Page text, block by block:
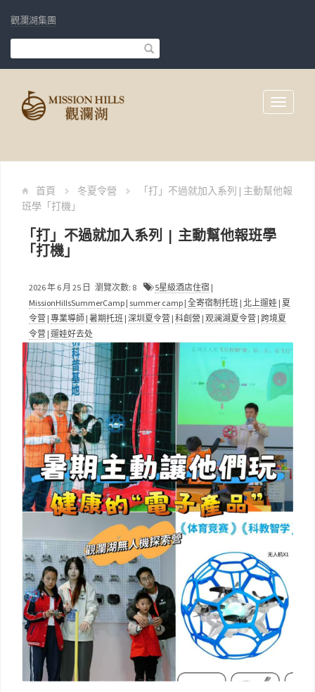
觀瀾湖集團
Toggle
首頁 冬夏令營
「打」不過就加入系列 | 主動幫他報
班學「打機」
「打」不過就加入系列 | 主動幫他報班學
「打機」
2026 年 6 月 25 日 瀏覽次數: 8 5星級酒店住宿 |
MissionHillsSummerCamp | summer camp | 全寄宿制托班 | 北上遛娃 | 夏
令营 | 專業導師 | 暑期托班 | 深圳夏令营 | 科創營 | 观澜湖夏令营 | 跨境夏
令营 | 遛娃好去处